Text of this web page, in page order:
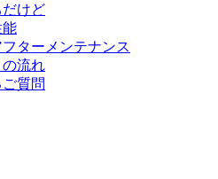
けど
能
ターメンテナンス
流れ
質問